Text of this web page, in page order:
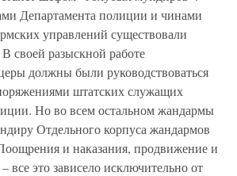
Департамента полиции и чинами
управлений существовали
своей разыскной работе
должны были руководствоваться
штатских служащих
Но во всем остальном жандармы
Отдельного корпуса жандармов
и наказания, продвижение и
все это зависело исключительно от